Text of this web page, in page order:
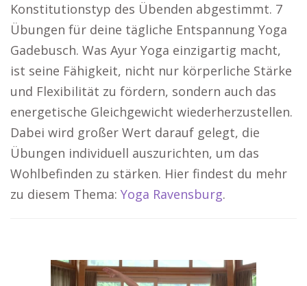
Konstitutionstyp des Übenden abgestimmt. 7
Übungen für deine tägliche Entspannung Yoga
Gadebusch. Was Ayur Yoga einzigartig macht,
ist seine Fähigkeit, nicht nur körperliche Stärke
und Flexibilität zu fördern, sondern auch das
energetische Gleichgewicht wiederherzustellen.
Dabei wird großer Wert darauf gelegt, die
Übungen individuell auszurichten, um das
Wohlbefinden zu stärken. Hier findest du mehr
zu diesem Thema: Yoga Ravensburg.